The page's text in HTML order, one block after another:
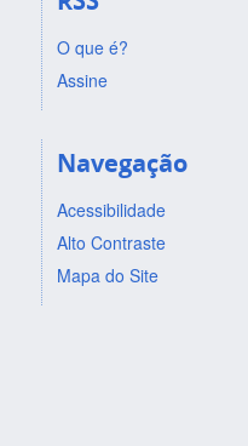
O que é?
Assine
Navegação
Acessibilidade
Alto Contraste
Mapa do Site